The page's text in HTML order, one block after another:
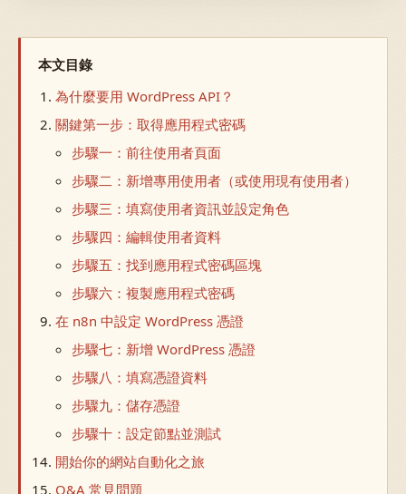
本文目錄
為什麼要用 WordPress API？
關鍵第一步：取得應用程式密碼
步驟一：前往使用者頁面
步驟二：新增專用使用者（或使用現有使用者）
步驟三：填寫使用者資訊並設定角色
步驟四：編輯使用者資料
步驟五：找到應用程式密碼區塊
步驟六：複製應用程式密碼
在 n8n 中設定 WordPress 憑證
步驟七：新增 WordPress 憑證
步驟八：填寫憑證資料
步驟九：儲存憑證
步驟十：設定節點並測試
開始你的網站自動化之旅
Q&A 常見問題